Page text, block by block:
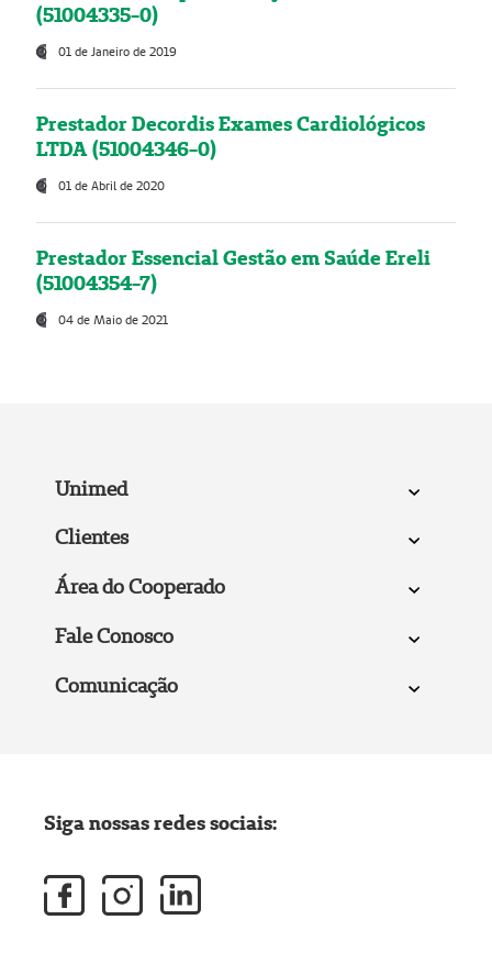
(51004335-0)
01 de Janeiro de 2019
Prestador Decordis Exames Cardiológicos
LTDA (51004346-0)
01 de Abril de 2020
Prestador Essencial Gestão em Saúde Ereli
(51004354-7)
04 de Maio de 2021
Unimed
Clientes
Área do Cooperado
Fale Conosco
Comunicação
Siga nossas redes sociais: